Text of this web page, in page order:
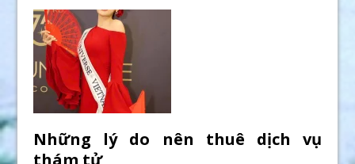
Những lý do nên thuê dịch vụ